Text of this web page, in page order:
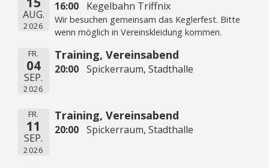
AUG.
2026
16:00 Kegelbahn Triffnix
Wir besuchen gemeinsam das Keglerfest. Bitte
wenn möglich in Vereinskleidung kommen.
FR.
04
SEP.
2026
Training, Vereinsabend
20:00 Spickerraum, Stadthalle
FR.
11
SEP.
2026
Training, Vereinsabend
20:00 Spickerraum, Stadthalle